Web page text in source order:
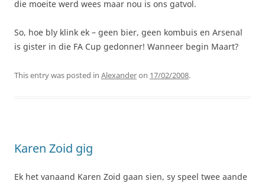
die moeite werd wees maar nou is ons gatvol.
So, hoe bly klink ek – geen bier, geen kombuis en Arsenal
is gister in die FA Cup gedonner! Wanneer begin Maart?
This entry was posted in Alexanderon 17/02/2008.
Karen Zoid gig
Ek het vanaand Karen Zoid gaan sien, sy speel twee aande